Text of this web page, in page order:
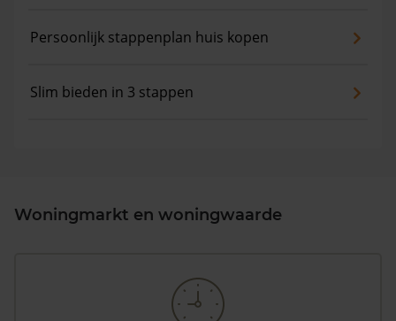
Persoonlijk stappenplan huis kopen
Slim bieden in 3 stappen
Woningmarkt en woningwaarde